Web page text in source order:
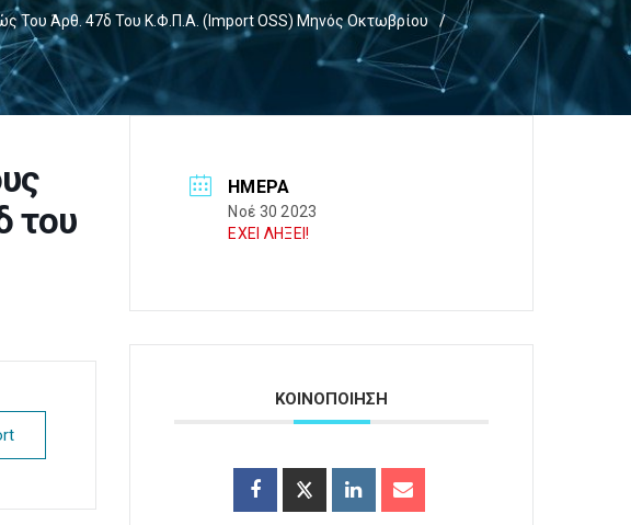
Του Άρθ. 47δ Του Κ.Φ.Π.Α. (Import OSS) Μηνός Οκτωβρίου /
του
ΗΜΈΡΑ
Νοέ 30 2023
ΕΧΕΙ ΛΗΞΕΙ!
ΚΟΙΝΟΠΟΙΗΣΗ